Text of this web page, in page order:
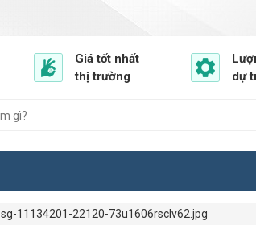
Giá tốt nhất
thị trường
dự
sg-11134201-22120-73u1606rsclv62.jpg